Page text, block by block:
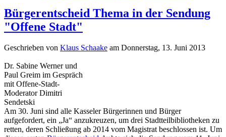
Bürgerentscheid Thema in der Sendung
"Offene Stadt"
Geschrieben von Klaus Schaake am Donnerstag, 13. Juni 2013
Dr. Sabine Werner und
Paul Greim im Gespräch
mit Offene-Stadt-
Moderator Dimitri
Sendetski
Am 30. Juni sind alle Kasseler Bürgerinnen und Bürger
aufgefordert, ein „Ja“ anzukreuzen, um drei Stadtteilbibliotheken zu
retten, deren Schließung ab 2014 vom Magistrat beschlossen ist. Um